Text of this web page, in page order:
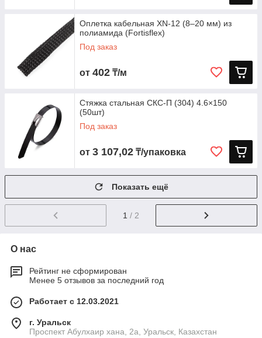
Оплетка кабельная XN‑12 (8–20 мм) из
полиамида (Fortisflex)
Под заказ
от 402 ₸/м
Стяжка стальная СКС‑П (304) 4.6×150
(50шт)
Под заказ
от 3 107,02 ₸/упаковка
Показать ещё
1 / 2
О нас
Рейтинг не сформирован
Менее 5 отзывов за последний год
Работает с 12.03.2021
г. Уральск
Проспект Абулхаир хана, 2а, Уральск, Казахстан